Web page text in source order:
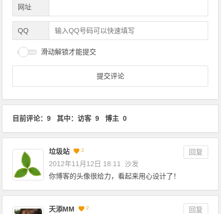
网址
QQ
滑动解锁才能提交
目前评论：9 其中：访客 9 博主 0
垃圾站 2
回复
2012年11月12日 18:11
沙发
你博客的头像很给力，看起来用心设计了！
天添MM 2
回复